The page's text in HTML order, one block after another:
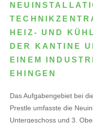
HEIZ- UND
DER KANTINE
EINEM
EHINGEN
Das Aufgabengebiet bei
Prestle umfasste die
Untergeschoss und 3.